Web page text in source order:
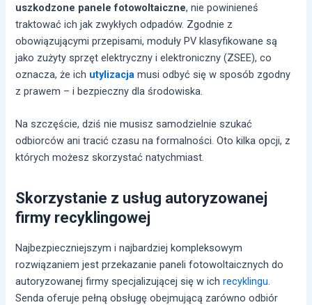
uszkodzone panele fotowoltaiczne, nie powinieneś
traktować ich jak zwykłych odpadów. Zgodnie z
obowiązującymi przepisami, moduły PV klasyfikowane są
jako zużyty sprzęt elektryczny i elektroniczny (ZSEE), co
oznacza, że ich utylizacja musi odbyć się w sposób zgodny
z prawem – i bezpieczny dla środowiska.
Na szczęście, dziś nie musisz samodzielnie szukać
odbiorców ani tracić czasu na formalności. Oto kilka opcji, z
których możesz skorzystać natychmiast.
Skorzystanie z usług autoryzowanej
firmy recyklingowej
Najbezpieczniejszym i najbardziej kompleksowym
rozwiązaniem jest przekazanie paneli fotowoltaicznych do
autoryzowanej firmy specjalizującej się w ichrecyklingu.
Senda oferuje pełną obsługę obejmującą zarówno odbiór